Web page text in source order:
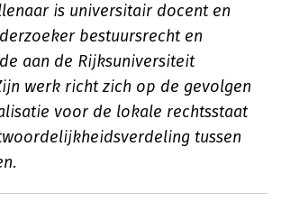
is universitair docent en
bestuursrecht en
aan de Rijksuniversiteit
werk richt zich op de gevolgen
voor de lokale rechtsstaat
tussen